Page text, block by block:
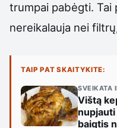
trumpai pabėgti. Tai
nereikalauja nei
TAIP PAT SKAITYKITE:
SVEIKATA
Vištą
baigtis